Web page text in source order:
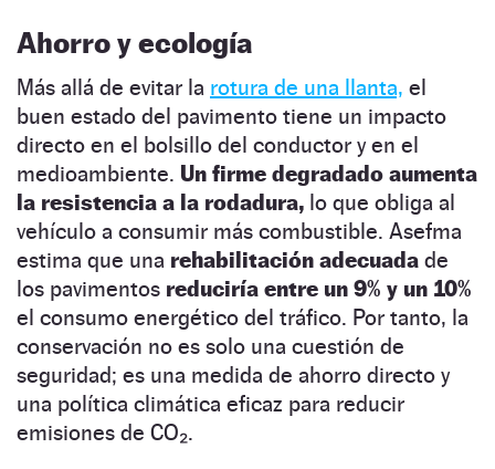
Ahorro y ecología
Más allá de evitar la rotura de una llanta, el
buen estado del pavimento tiene un impacto
directo en el bolsillo del conductor y en el
medioambiente. Un firme degradado aumenta
la resistencia a la rodadura, lo que obliga al
vehículo a consumir más combustible. Asefma
estima que una rehabilitación adecuada de
los pavimentos reduciría entre un 9% y un 10%
el consumo energético del tráfico. Por tanto, la
conservación no es solo una cuestión de
seguridad; es una medida de ahorro directo y
una política climática eficaz para reducir
emisiones de CO₂.